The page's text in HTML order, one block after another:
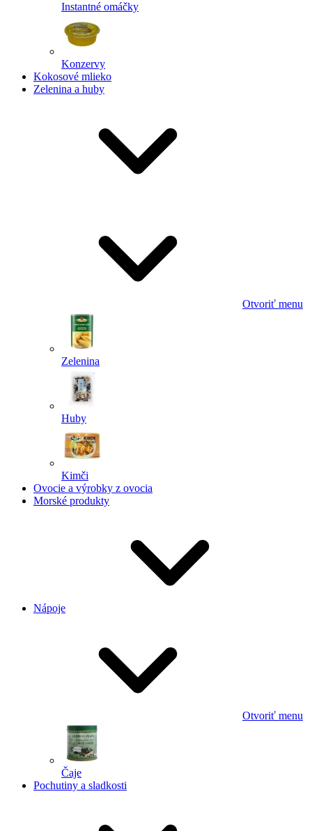
Instantné omáčky
Konzervy
Kokosové mlieko
Zelenina a huby
Otvoriť menu
Zelenina
Huby
Kimči
Ovocie a výrobky z ovocia
Morské produkty
Nápoje
Otvoriť menu
Čaje
Pochutiny a sladkosti